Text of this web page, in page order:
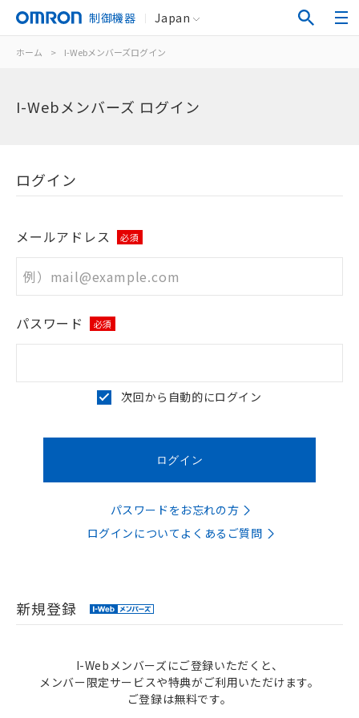
制御機器 Japan
ホーム > I-Webメンバーズログイン
I-Webメンバーズ ログイン
ログイン
メールアドレス 必須
パスワード 必須
次回から自動的にログイン
パスワードをお忘れの方
ログインについてよくあるご質問
新規登録
I-Webメンバーズにご登録いただくと、
メンバー限定サービスや特典がご利用いただけます。
ご登録は無料です。